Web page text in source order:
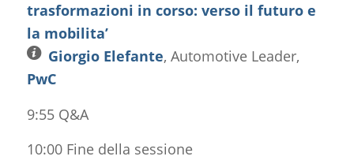
trasformazioni in corso: verso il futuro e
la mobilita’
Giorgio Elefante, Automotive Leader,
PwC
9:55 Q&A
10:00 Fine della sessione